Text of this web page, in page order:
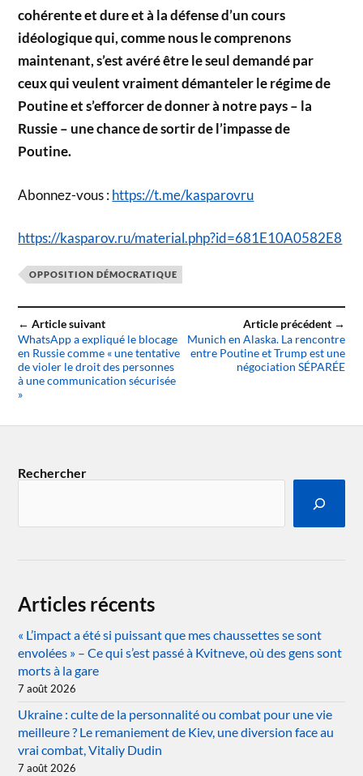
cohérente et dure et à la défense d’un cours
idéologique qui, comme nous le comprenons
maintenant, s’est avéré être le seul demandé par
ceux qui veulent vraiment démanteler le régime de
Poutine et s’efforcer de donner à notre pays – la
Russie – une chance de sortir de l’impasse de
Poutine.
Abonnez-vous :https://t.me/kasparovru
https://kasparov.ru/material.php?id=681E10A0582E8
OPPOSITION DÉMOCRATIQUE
← Article suivant
WhatsApp a expliqué le blocage
en Russie comme « une tentative
de violer le droit des personnes
à une communication sécurisée
»
Article précédent →
Munich en Alaska. La rencontre
entre Poutine et Trump est une
négociation SÉPARÉE
Rechercher
Articles récents
« L’impact a été si puissant que mes chaussettes se sont
envolées » – Ce qui s’est passé à Kvitneve, où des gens sont
morts à la gare
7 août 2026
Ukraine : culte de la personnalité ou combat pour une vie
meilleure ? Le remaniement de Kiev, une diversion face au
vrai combat, Vitaliy Dudin
7 août 2026